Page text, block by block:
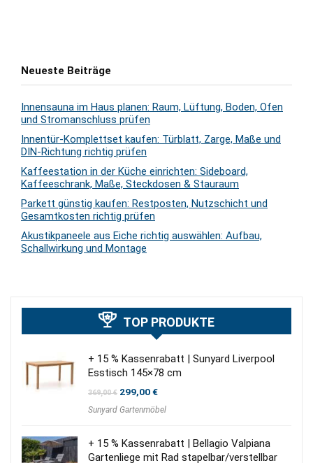
Neueste Beiträge
Innensauna im Haus planen: Raum, Lüftung, Boden, Ofen
und Stromanschluss prüfen
Innentür-Komplettset kaufen: Türblatt, Zarge, Maße und
DIN-Richtung richtig prüfen
Kaffeestation in der Küche einrichten: Sideboard,
Kaffeeschrank, Maße, Steckdosen & Stauraum
Parkett günstig kaufen: Restposten, Nutzschicht und
Gesamtkosten richtig prüfen
Akustikpaneele aus Eiche richtig auswählen: Aufbau,
Schallwirkung und Montage
TOP PRODUKTE
+ 15 % Kassenrabatt | Sunyard Liverpool
Esstisch 145×78 cm
369,00€ Ursprünglicher
war:
299,00€Aktueller
ist:
Sunyard Gartenmöbel
+ 15 % Kassenrabatt | Bellagio Valpiana
Gartenliege mit Rad stapelbar/verstellbar